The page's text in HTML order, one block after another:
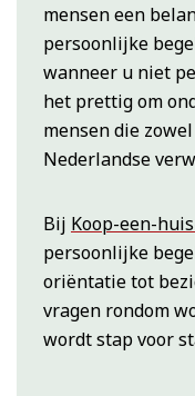
mensen een
persoonlijke
wanneer u niet
het prettig om
mensen die
Nederlandse
Bij Koop-een-
persoonlijke
oriëntatie tot
vragen rondom
wordt stap voor